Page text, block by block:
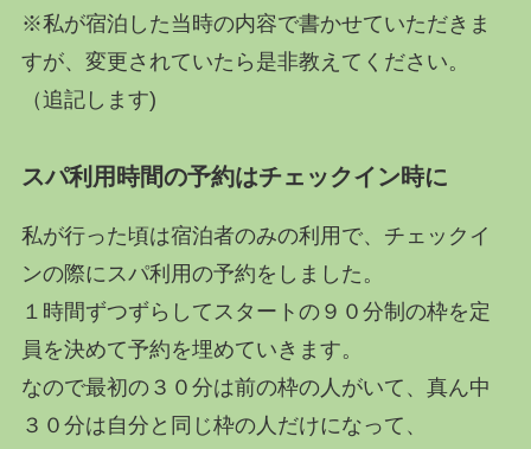
※私が宿泊した当時の内容で書かせていただきま
すが、変更されていたら是非教えてください。
（追記します)
スパ利用時間の予約はチェックイン時に
私が行った頃は宿泊者のみの利用で、チェックイ
ンの際にスパ利用の予約をしました。
１時間ずつずらしてスタートの９０分制の枠を定
員を決めて予約を埋めていきます。
なので最初の３０分は前の枠の人がいて、真ん中
３０分は自分と同じ枠の人だけになって、